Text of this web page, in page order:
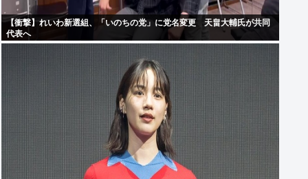
【衝撃】れいわ新選組、「いのちの党」に党名変更 天畠大輔氏が共同
代表へ